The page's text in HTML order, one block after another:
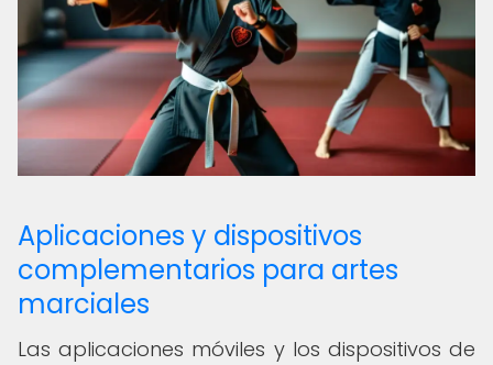
Aplicaciones y dispositivos
complementarios para artes
marciales
Las aplicaciones móviles y los dispositivos de